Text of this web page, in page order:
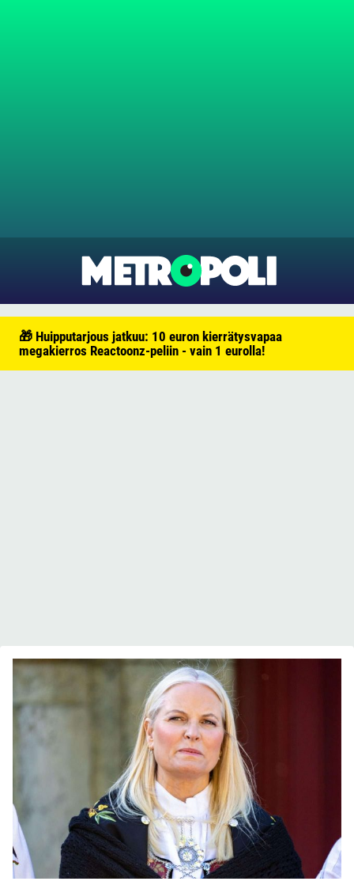
🎁 Huipputarjous jatkuu: 10 euron kierrätysvapaa
megakierros Reactoonz-peliin - vain 1 eurolla!